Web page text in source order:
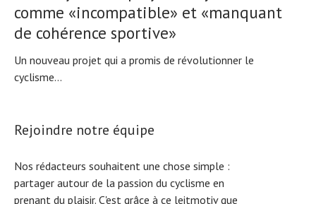
comme «incompatible» et «manquant
de cohérence sportive»
Un nouveau projet qui a promis de révolutionner le
cyclisme...
Rejoindre notre équipe
Nos rédacteurs souhaitent une chose simple :
partager autour de la passion du cyclisme en
prenant du plaisir. C'est grâce à ce leitmotiv que